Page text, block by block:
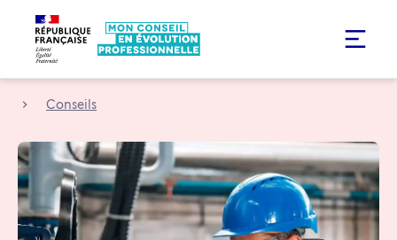
Conseils